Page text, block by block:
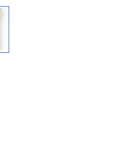
larger image